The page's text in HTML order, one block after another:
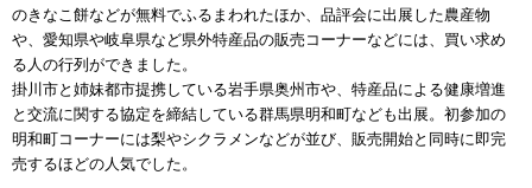
のきなこ餅などが無料でふるまわれたほか、品評会に出展した農産物
や、愛知県や岐阜県など県外特産品の販売コーナーなどには、買い求め
る人の行列ができました。
掛川市と姉妹都市提携している岩手県奥州市や、特産品による健康増進
と交流に関する協定を締結している群馬県明和町なども出展。初参加の
明和町コーナーには梨やシクラメンなどが並び、販売開始と同時に即完
売するほどの人気でした。